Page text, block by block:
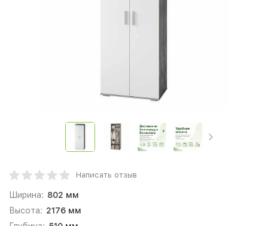
Написать отзыв
Ширина: 802 мм
Высота: 2176 мм